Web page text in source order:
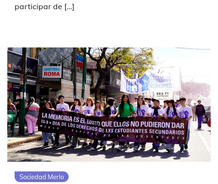
participar de […]
Sociedad Merlo